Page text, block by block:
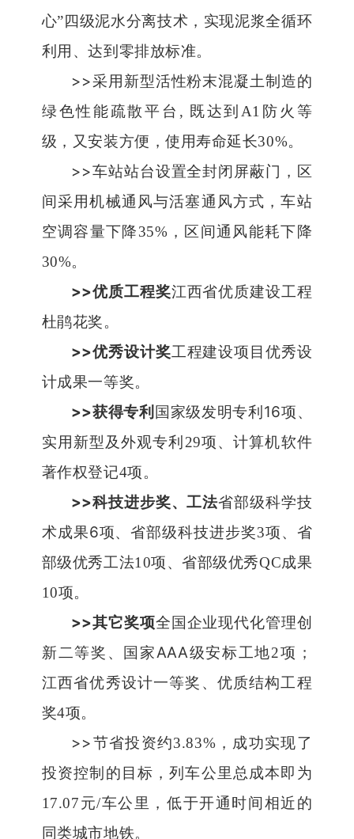
心”四级泥水分离技术，实现泥浆全循环
利用、达到零排放标准。
>>采用新型活性粉末混凝土制造的
绿色性能疏散平台 , 既达到 A1 防火等
级，又安装方便，使用寿命延长30%。
>>车站站台设置全封闭屏蔽门，区
间采用机械通风与活塞通风方式，车站
空调容量下降35% ，区间通风能耗下降
30%。
>>优质工程奖江西省优质建设工程
杜鹃花奖。
>>优秀设计奖工程建设项目优秀设
计成果一等奖。
>>获得专利 国家级发明专利 16项、
实用新型及外观专利 29项、计算机软件
著作权登记4项。
>>科技进步奖、工法省部级科学技
术成果6项、省部级科技进步奖3项、省
部级优秀工法10项、省部级优秀QC成果
10项。
>>其它奖项全国企业现代化管理创
新二等奖、国家AAA级安标工地2项；
江西省优秀设计一等奖、优质结构工程
奖4项。
>>节省投资约3.83% ，成功实现了
投资控制的目标，列车公里总成本即为
17.07元/车公里，低于开通时间相近的
同类城市地铁。